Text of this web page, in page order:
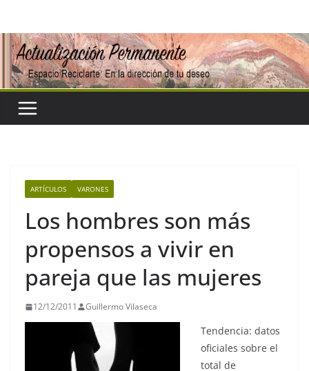
contenido
ARTÍCULOS VARONES
Los hombres son más
propensos a vivir en
pareja que las mujeres
12/12/2011 Guillermo Vilaseca
Tendencia: datos
oficiales sobre el
total de